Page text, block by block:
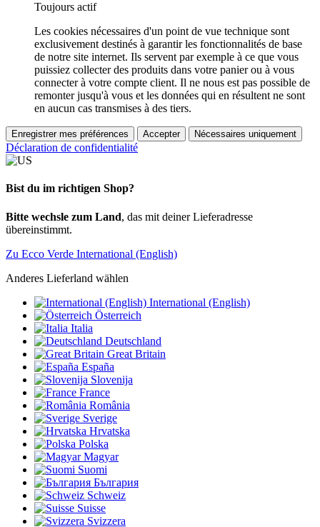
Toujours actif
Les cookies nécessaires d'un point de vue technique sont
exclusivement destinés à garantir les fonctionnalités de base
de notre site internet. Ils servent par exemple à ce que vous
puissiez collecter des produits dans votre panier ou à vous
connecter à votre compte client. Il ne nous est pas possible de
remonter jusqu'à vous et les données qui en résultent ne sont
en aucun cas transmises à des tiers.
Enregistrer mes préférences Accepter Nécessaires uniquement
Déclaration de confidentialité
Bist du im richtigen Shop?
Bitte wechsle zum Land, das mit deiner Lieferadresse
übereinstimmt.
Zu Ecco Verde International (English)
Anderes Lieferland wählen
International (English)
Österreich
Italia
Deutschland
Great Britain
España
Slovenija
France
România
Sverige
Hrvatska
Polska
Magyar
Suomi
България
Schweiz
Suisse
Svizzera